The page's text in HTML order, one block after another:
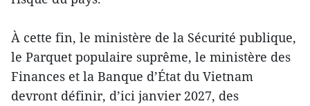
À cette fin, le ministère de la Sécurité publique,
le Parquet populaire suprême, le ministère des
Finances et la Banque d’État du Vietnam
devront définir, d’ici janvier 2027, des